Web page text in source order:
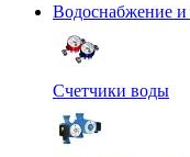
Водоснабжение и
Счетчики воды